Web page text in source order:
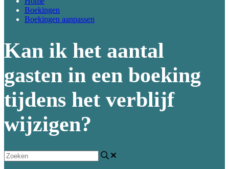
Boekingen
Boekingen aanpassen
Kan ik het aantal
gasten in een boeking
tijdens het verblijf
wijzigen?